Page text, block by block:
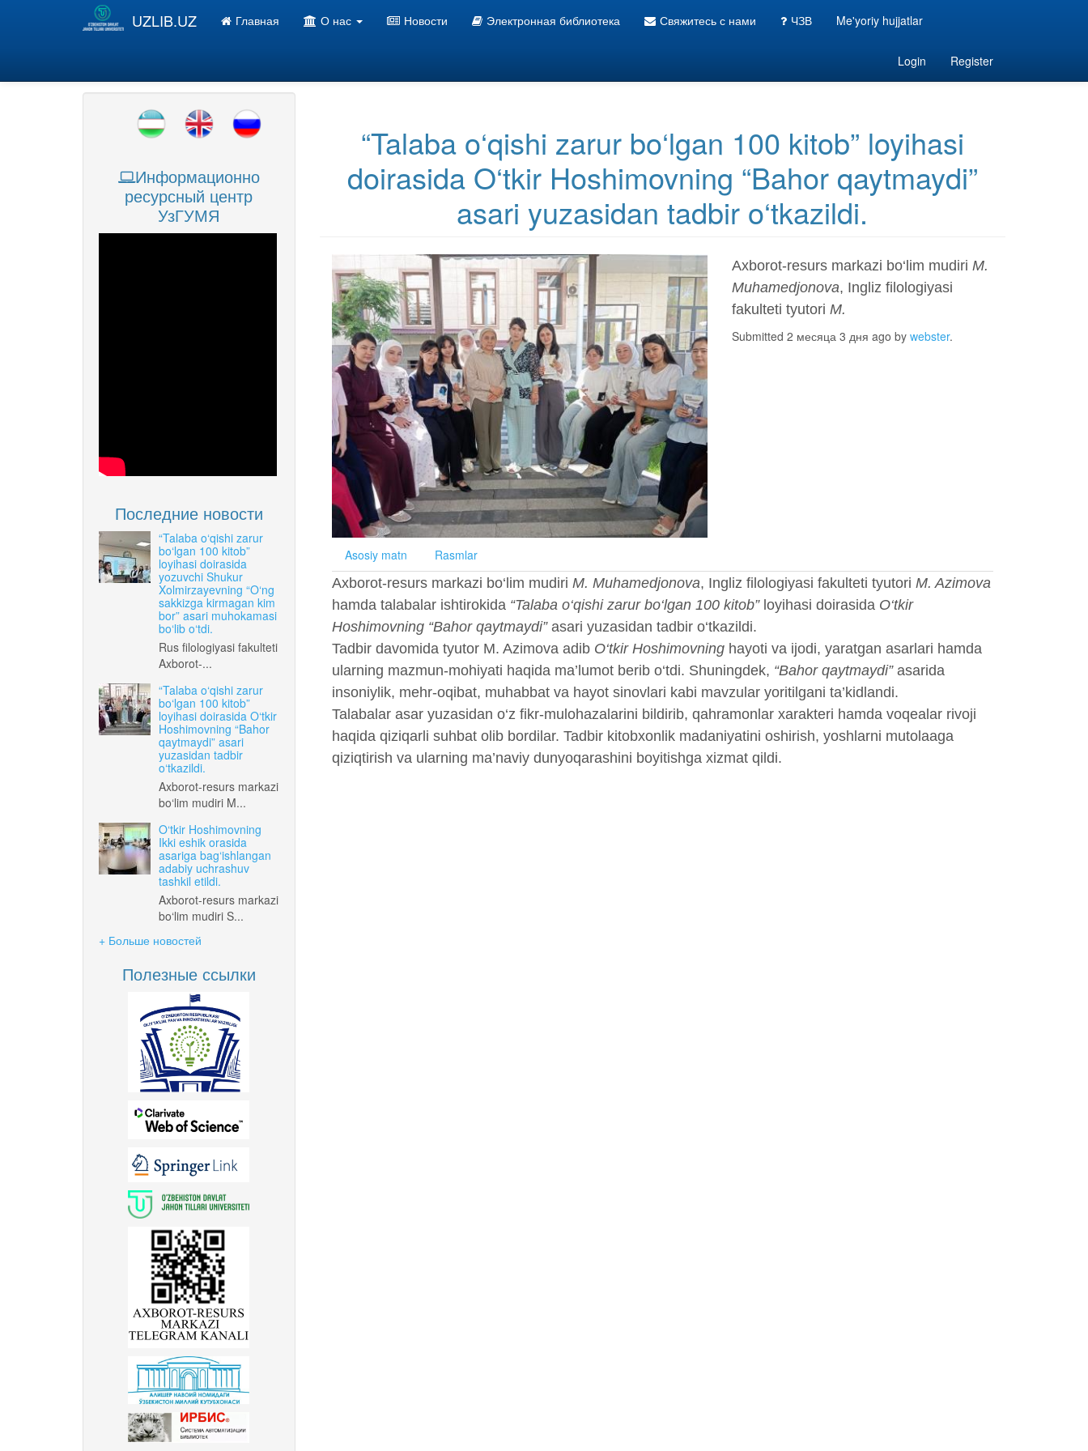
Перейти к основному содержанию
UZLIB.UZ Главная О нас Новости Электронная библиотека Свяжитесь с нами ЧЗВ Me'yoriy hujjatlar
Login Register
“Talaba o‘qishi zarur bo‘lgan 100 kitob” loyihasi
doirasida O‘tkir Hoshimovning “Bahor qaytmaydi”
asari yuzasidan tadbir o‘tkazildi.
Axborot-resurs markazi bo‘lim mudiri M.
Muhamedjonova, Ingliz filologiyasi
fakulteti tyutori M.
Submitted 2 месяца 3 дня ago by webster.
Asosiy matn
Rasmlar
Axborot-resurs markazi bo‘lim mudiri M. Muhamedjonova, Ingliz filologiyasi fakulteti tyutori M. Azimova
hamda talabalar ishtirokida “Talaba o‘qishi zarur bo‘lgan 100 kitob”loyihasi doirasida O‘tkir
Hoshimovning “Bahor qaytmaydi” asari yuzasidan tadbir o‘tkazildi.
Tadbir davomida tyutor M. Azimova adib O‘tkir Hoshimovninghayoti va ijodi, yaratgan asarlari hamda
ularning mazmun-mohiyati haqida ma’lumot berib o‘tdi. Shuningdek, “Bahor qaytmaydi”asarida
insoniylik, mehr-oqibat, muhabbat va hayot sinovlari kabi mavzular yoritilgani ta’kidlandi.
Talabalar asar yuzasidan o‘z fikr-mulohazalarini bildirib, qahramonlar xarakteri hamda voqealar rivoji
haqida qiziqarli suhbat olib bordilar. Tadbir kitobxonlik madaniyatini oshirish, yoshlarni mutolaaga
qiziqtirish va ularning ma’naviy dunyoqarashini boyitishga xizmat qildi.
Информационно
ресурсный центр
УзГУМЯ
Последние новости
“Talaba o‘qishi zarur
bo‘lgan 100 kitob”
loyihasi doirasida
yozuvchi Shukur
Xolmirzayevning “O‘ng
sakkizga kirmagan kim
bor” asari muhokamasi
bo‘lib o‘tdi.
Rus filologiyasi fakulteti
Axborot-...
“Talaba o‘qishi zarur
bo‘lgan 100 kitob”
loyihasi doirasida O‘tkir
Hoshimovning “Bahor
qaytmaydi” asari
yuzasidan tadbir
o‘tkazildi.
Axborot-resurs markazi
bo‘lim mudiri M...
O‘tkir Hoshimovning
Ikki eshik orasida
asariga bag‘ishlangan
adabiy uchrashuv
tashkil etildi.
Axborot-resurs markazi
bo‘lim mudiri S...
+ Больше новостей
Полезные ссылки